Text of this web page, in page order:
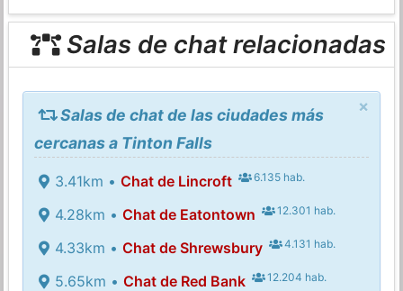
Salas de chat relacionadas
×
Salas de chat de las ciudades más
cercanas a Tinton Falls
3.41km • Chat de Lincroft 6.135 hab.
4.28km • Chat de Eatontown 12.301 hab.
4.33km • Chat de Shrewsbury 4.131 hab.
5.65km • Chat de Red Bank 12.204 hab.